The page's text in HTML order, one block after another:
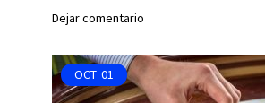
Dejar comentario
OCT 01